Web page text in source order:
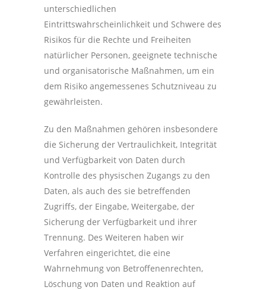
unterschiedlichen
Eintrittswahrscheinlichkeit und Schwere des
Risikos für die Rechte und Freiheiten
natürlicher Personen, geeignete technische
und organisatorische Maßnahmen, um ein
dem Risiko angemessenes Schutzniveau zu
gewährleisten.
Zu den Maßnahmen gehören insbesondere
die Sicherung der Vertraulichkeit, Integrität
und Verfügbarkeit von Daten durch
Kontrolle des physischen Zugangs zu den
Daten, als auch des sie betreffenden
Zugriffs, der Eingabe, Weitergabe, der
Sicherung der Verfügbarkeit und ihrer
Trennung. Des Weiteren haben wir
Verfahren eingerichtet, die eine
Wahrnehmung von Betroffenenrechten,
Löschung von Daten und Reaktion auf